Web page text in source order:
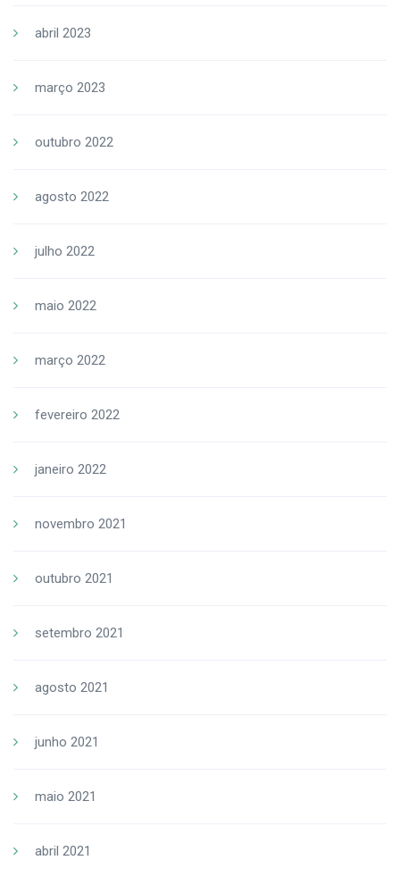
abril 2023
março 2023
outubro 2022
agosto 2022
julho 2022
maio 2022
março 2022
fevereiro 2022
janeiro 2022
novembro 2021
outubro 2021
setembro 2021
agosto 2021
junho 2021
maio 2021
abril 2021